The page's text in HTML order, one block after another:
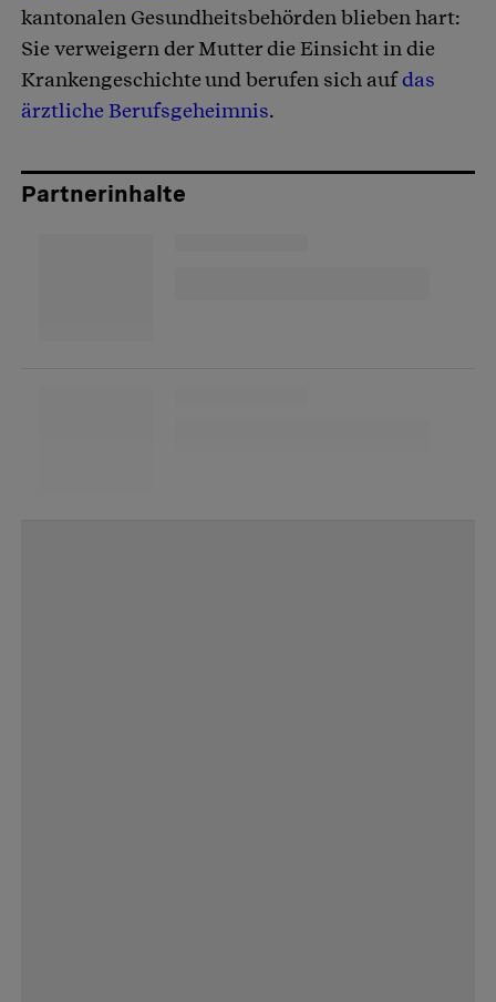
kantonalen Gesundheitsbehörden blieben hart:
Sie verweigern der Mutter die Einsicht in die
Krankengeschichte und berufen sich aufdas
ärztliche Berufsgeheimnis.
Partnerinhalte